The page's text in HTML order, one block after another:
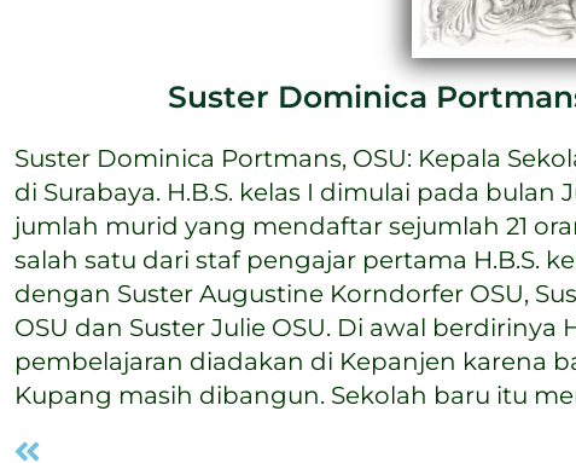
Suster Dominica
Suster Dominica Portmans, OSU: Kepala
di Surabaya. H.B.S. kelas I dimulai pada bulan
jumlah murid yang mendaftar sejumlah 21
salah satu dari staf pengajar pertama H.B.S.
dengan Suster Augustine Korndorfer OSU,
OSU dan Suster Julie OSU. Di awal berdirinya
pembelajaran diadakan di Kepanjen karena
Kupang masih dibangun. Sekolah baru itu
K.W.S. (Koningen Wilhelmina School).
Sekolah H.B.S. beliau juga menjabat
Surabaya Darmo. Pemberkatan sekolah
dilaksanakan pada tanggal 26 Juni 1922.
dengan perayaan Ekaristi di Gereja Hati